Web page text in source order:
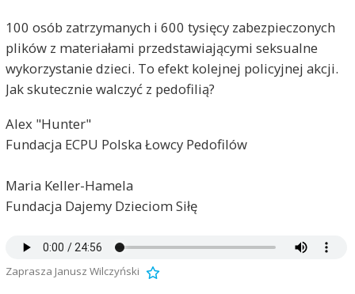
100 osób zatrzymanych i 600 tysięcy zabezpieczonych
plików z materiałami przedstawiającymi seksualne
wykorzystanie dzieci. To efekt kolejnej policyjnej akcji.
Jak skutecznie walczyć z pedofilią?
Alex "Hunter"
Fundacja ECPU Polska Łowcy Pedofilów
Maria Keller-Hamela
Fundacja Dajemy Dzieciom Siłę
Zaprasza Janusz Wilczyński